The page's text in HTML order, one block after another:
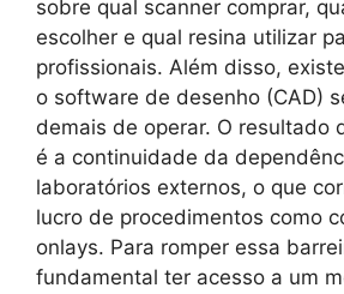
sobre qual scanner comprar,
escolher e qual resina utilizar
profissionais. Além disso,
o software de desenho (CAD)
demais de operar. O resultado
é a continuidade da
laboratórios externos, o que
lucro de procedimentos como
onlays. Para romper essa
fundamental ter acesso a um